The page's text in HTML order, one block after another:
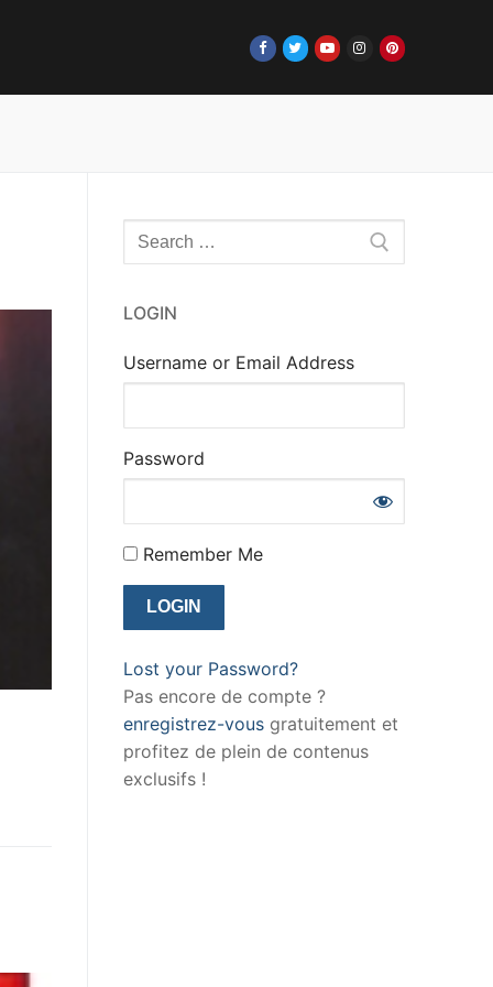
Rechercher
:
LOGIN
Username or Email Address
Password
Remember Me
Lost your Password?
Pas encore de compte ?
enregistrez-vous gratuitement et
profitez de plein de contenus
exclusifs !